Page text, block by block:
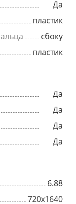
Да
пластик
сбоку
пластик
Да
Да
Да
Да
6.88
720x1640